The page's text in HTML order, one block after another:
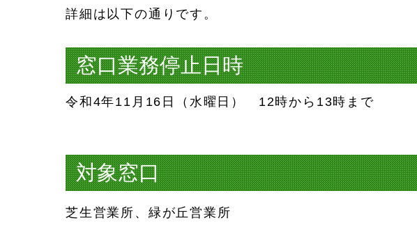
詳細は以下の通りです。
窓口業務停止日時
令和4年11月16日（水曜日） 12時から13時まで
対象窓口
芝生営業所、緑が丘営業所